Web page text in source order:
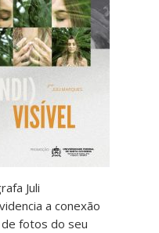
Juli
a conexão
fotos do seu